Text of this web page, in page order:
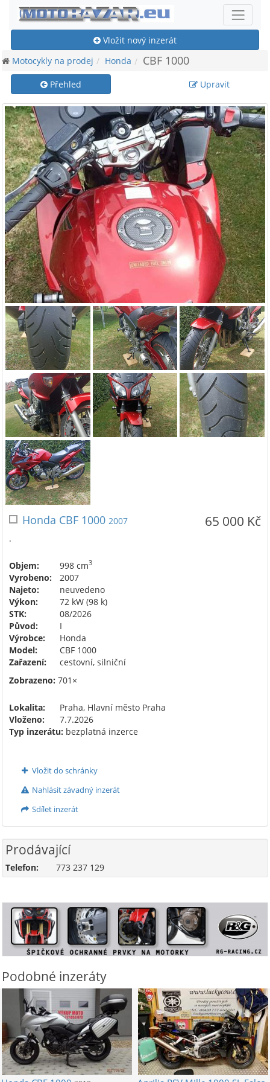
Vložit nový inzerát
Motocykly na prodej
Honda CBF 1000
Přehled Upravit
65 000 Kč
Honda CBF 1000 2007
.
Objem: 998 cm3
Vyrobeno:
2007
Najeto:
neuvedeno
Výkon:
72 kW (98 k)
STK:
08/2026
Původ:
I
Výrobce:
Honda
Model:
CBF 1000
Zařazení:
cestovní, silniční
Zobrazeno: 701×
Lokalita:
Praha, Hlavní město Praha
Vloženo:
7.7.2026
Typ inzerátu: bezplatná inzerce
Vložit do schránky
Nahlásit závadný inzerát
Sdílet inzerát
Prodávající
Telefon: 773 237 129
Podobné inzeráty